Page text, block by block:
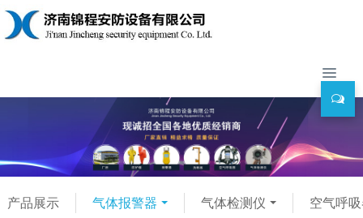
产品展示 气体报警器 气体检测仪 空气呼